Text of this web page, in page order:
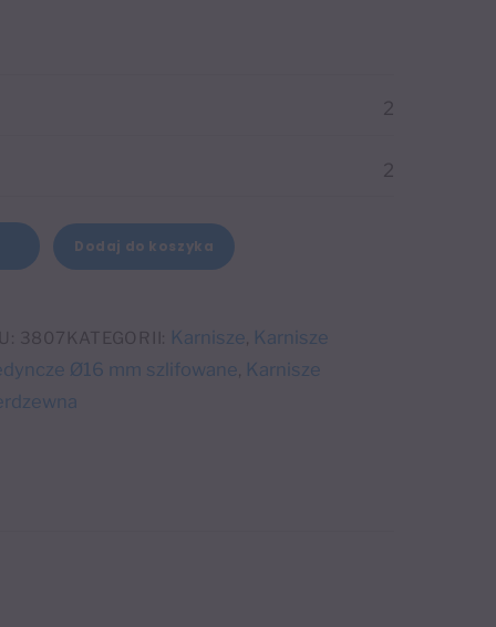
2
2
Dodaj do koszyka
3807 KATEGORII: Karnisze Karnisze
Ø16 mm szlifowane Karnisze